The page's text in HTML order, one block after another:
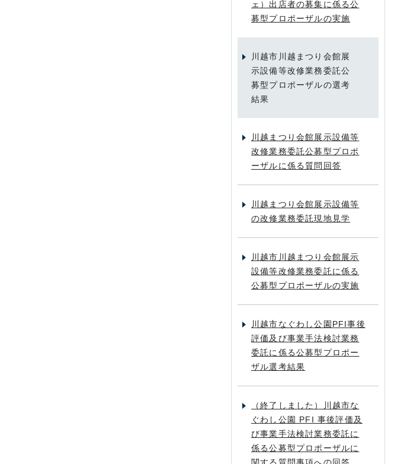
ェ）出店者の募集に係る公
募型プロポーザルの実施
川越市川越まつり会館展
示設備等改修業務委託公
募型プロポーザルの選考
結果
川越まつり会館展示設備等
改修業務委託公募型プロポ
ーザルに係る質問回答
川越まつり会館展示設備等
の改修業務委託現地見学
川越市川越まつり会館展示
設備等改修業務委託に係る
公募型プロポーザルの実施
川越市なぐわし公園PFI事後
評価及び事業手法検討業務
委託に係る公募型プロポー
ザル選考結果
（終了しました）川越市な
ぐわし公園 PFI 事後評価及
び事業手法検討業務委託に
係る公募型プロポーザルに